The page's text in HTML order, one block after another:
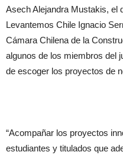
Asech Alejandra Mustakis, el
Levantemos Chile Ignacio
Cámara Chilena de la
algunos de los miembros del
de escoger los proyectos de
“Acompañar los proyectos
estudiantes y titulados que